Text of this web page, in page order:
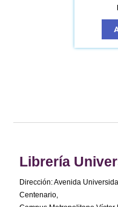
Librería
Dirección: Avenida
Centenario,